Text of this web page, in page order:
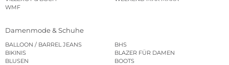
WMF
Damenmode & Schuhe
BALLOON / BARREL JEANS
BHS
BIKINIS
BLAZER FÜR DAMEN
BLUSEN
BOOTS